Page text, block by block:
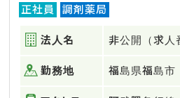
ては薬による高血圧の治療が必要で
も膜下出血の原因となる脳動脈瘤を
正社員 調剤薬局
法人名 非公開（求人
勤務地 福島県福島市